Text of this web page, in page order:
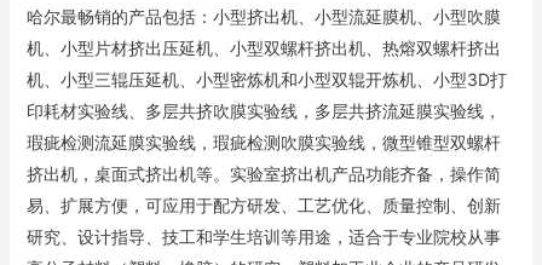
哈尔最畅销的产品包括：小型挤出机、小型流延膜机、小型吹膜
机、小型片材挤出压延机、小型双螺杆挤出机、热熔双螺杆挤出
机、小型三辊压延机、小型密炼机和小型双辊开炼机、小型3D打
印耗材实验线、多层共挤吹膜实验线，多层共挤流延膜实验线，
瑕疵检测流延膜实验线，瑕疵检测吹膜实验线，微型锥型双螺杆
挤出机，桌面式挤出机等。实验室挤出机产品功能齐备，操作简
易、扩展方便，可应用于配方研发、工艺优化、质量控制、创新
研究、设计指导、技工和学生培训等用途，适合于专业院校从事